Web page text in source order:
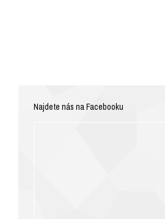
Najdete nás na Facebooku